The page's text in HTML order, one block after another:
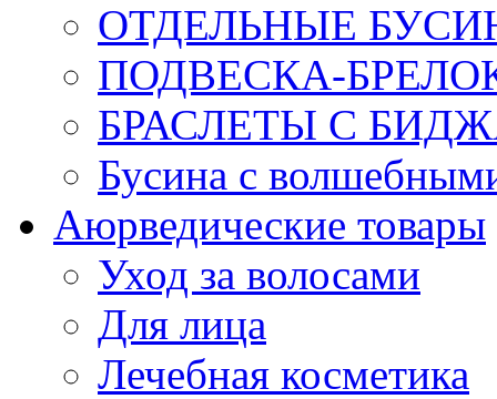
ОТДЕЛЬНЫЕ
ПОДВЕСКА-
БРАСЛЕТЫ С
Бусина с
Аюрведические товары
Уход за волосами
Для лица
Лечебная косметика